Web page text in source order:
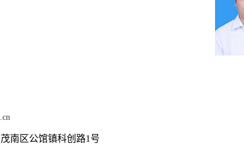
南区公馆镇科创路1号